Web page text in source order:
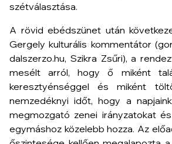
szétválasztása.
A rövid ebédszünet után
Gergely kulturális kommentátor
dalszerzo.hu, Szikra Zsűri), a
mesélt arról, hogy ő miként
keresztyénséggel és miként
nemzedéknyi időt, hogy a
megmozgató zenei irányzatokat
egymáshoz közelebb hozza. Az